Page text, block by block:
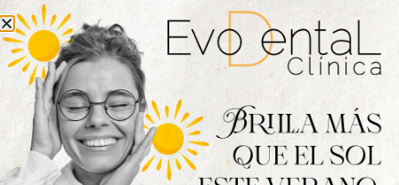
plantilla de su empresa en Tordesillas. Pero, por
ahora, ese primer paso de expansión pasa por el
entorno futbolístico, ya que el equipo juvenil del
Atlético Tordesillas ya viste su marca en la
equipación, y la idea de esta empresaria es seguir
creciendo y llevando el color y la intuición de la
moda tordesillana por todo el mundo.